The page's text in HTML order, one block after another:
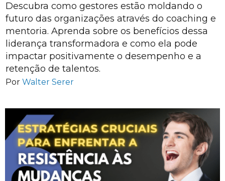
Descubra como gestores estão moldando o
futuro das organizações através do coaching e
mentoria. Aprenda sobre os benefícios dessa
liderança transformadora e como ela pode
impactar positivamente o desempenho e a
retenção de talentos.
Por Walter Serer